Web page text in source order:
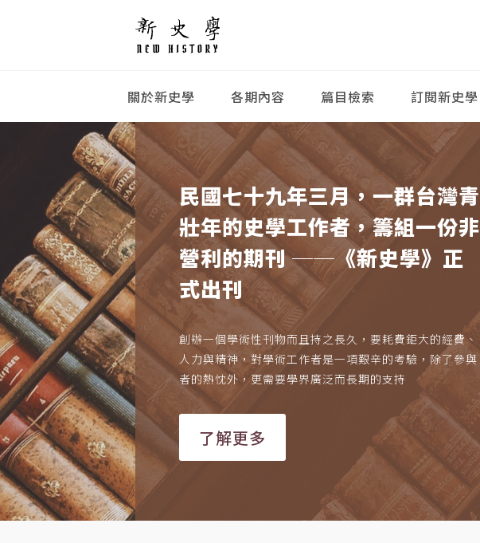
關於新史學 各期內容 篇目檢索 訂閱新史學
民國七十九年三月，一群台灣青
壯年的史學工作者，籌組一份非
營利的期刊 ──《新史學》正
式出刊
創辦一個學術性刊物而且持之長久，要耗費鉅大的經費、
人力與精神，對學術工作者是一項艱辛的考驗，除了參與
者的熱忱外，更需要學界廣泛而長期的支持
了解更多